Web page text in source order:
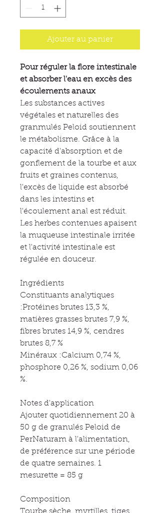
Ajouter au panier
Pour réguler la flore intestinale
et absorber l'eau en excès des
écoulements anaux
Les substances actives
végétales et naturelles des
granmulés Peloid soutiennent
le métabolisme. Grâce à la
capacité d'absorption et de
gonflement de la tourbe et aux
fruits et graines contenus,
l'excès de liquide est absorbé
dans les intestins et
l'écoulement anal est réduit.
Les herbes contenues apaisent
la muqueuse intestinale irritée
et l'activité intestinale est
régulée en douceur.
Ingrédients
Constituants analytiques
:Protéines brutes 13,3 %,
matières grasses brutes 7,9 %,
fibres brutes 14,9 %, cendres
brutes 8,7 %
Minéraux :Calcium 0,74 %,
phosphore 0,26 %, sodium 0,06
%.
Notes d'application
Ajouter quotidiennement 20 à
50 g de granulés Peloid de
PerNaturam à l'alimentation,
de préférence sur une période
de quatre semaines. 1
mesurette = 85 g
Composition